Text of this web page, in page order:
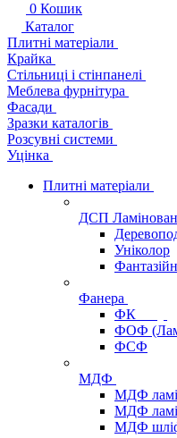
0 Кошик
Каталог
Плитні матеріали
Крайка
Стільниці і стінпанелі
Меблева фурнітура
Фасади
Зразки каталогів
Розсувні системи
Уцінка
Плитні матеріали
ДСП
Уніколор
Фанера
ФК
ФОФ
ФСФ
МДФ
МДФ
МДФ
МДФ